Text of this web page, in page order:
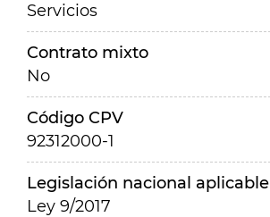
Servicios
Contrato mixto
No
Código CPV
92312000-1
Legislación nacional aplicable
Ley 9/2017